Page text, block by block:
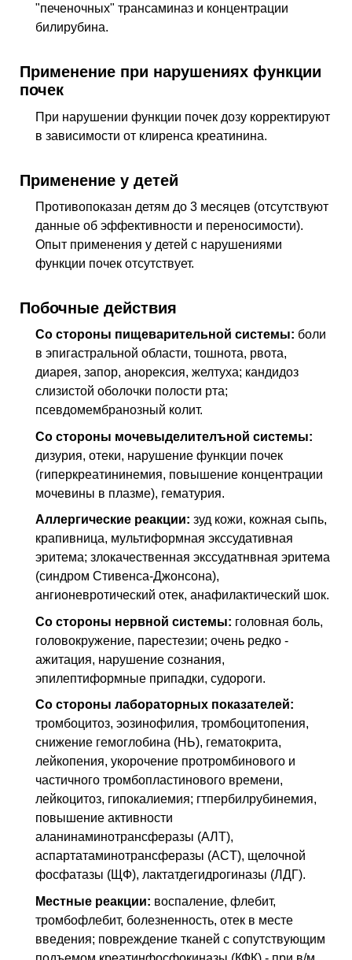
"печеночных" трансаминаз и концентрации
билирубина.
Применение при нарушениях функции
почек
При нарушении функции почек дозу корректируют
в зависимости от клиренса креатинина.
Применение у детей
Противопоказан детям до 3 месяцев (отсутствуют
данные об эффективности и переносимости).
Опыт применения у детей с нарушениями
функции почек отсутствует.
Побочные действия
Со стороны пищеварительной системы: боли
в эпигастральной области, тошнота, рвота,
диарея, запор, анорексия, желтуха; кандидоз
слизистой оболочки полости рта;
псевдомембранозный колит.
Со стороны мочевыделителъной системы:
дизурия, отеки, нарушение функции почек
(гиперкреатининемия, повышение концентрации
мочевины в плазме), гематурия.
Аллергические реакции: зуд кожи, кожная сыпь,
крапивница, мультиформная экссудативная
эритема; злокачественная экссудатнвная эритема
(синдром Стивенса-Джонсона),
ангионевротический отек, анафилактический шок.
Со стороны нервной системы: головная боль,
головокружение, парестезии; очень редко -
ажитация, нарушение сознания,
эпилептиформные припадки, судороги.
Со стороны лабораторных показателей:
тромбоцитоз, эозинофилия, тромбоцитопения,
снижение гемоглобина (НЬ), гематокрита,
лейкопения, укорочение протромбинового и
частичного тромбопластинового времени,
лейкоцитоз, гипокалиемия; гтпербилрубинемия,
повышение активности
аланинаминотрансферазы (АЛТ),
аспартатаминотрансферазы (ACT), щелочной
фосфатазы (ЩФ), лактатдегидрогиназы (ЛДГ).
Местные реакции: воспаление, флебит,
тромбофлебит, болезненность, отек в месте
введения; повреждение тканей с сопутствующим